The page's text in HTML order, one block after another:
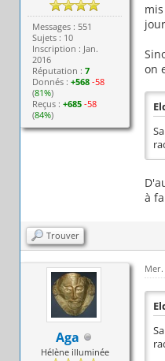
Messages : 551
Sujets : 10
Inscription : Jan.
2016
Réputation :7
Donnés :+568 -58
(81%)
Reçus :+685 -58
(84%)
on
à
Trouver
Aga
Hélène illuminée
Mer.